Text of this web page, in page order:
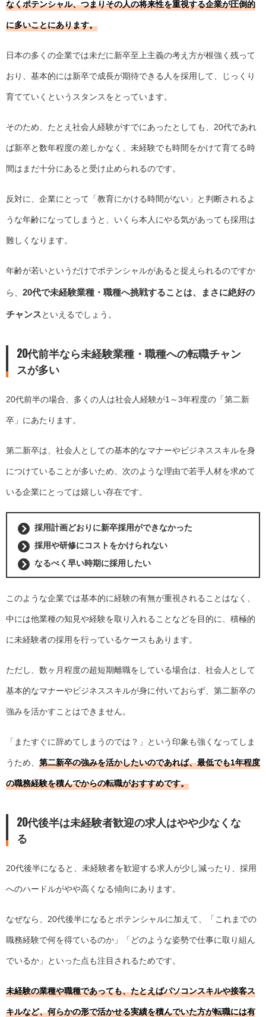
なくポテンシャル、つまりその人の将来性を重視する企業が圧倒的
に多いことにあります。
日本の多くの企業では未だに新卒至上主義の考え方が根強く残って
おり、基本的には新卒で成長が期待できる人を採用して、じっくり
育てていくというスタンスをとっています。
そのため、たとえ社会人経験がすでにあったとしても、20代であれ
ば新卒と数年程度の差しかなく、未経験でも時間をかけて育てる時
間はまだ十分にあると受け止められるのです。
反対に、企業にとって「教育にかける時間がない」と判断されるよ
うな年齢になってしまうと、いくら本人にやる気があっても採用は
難しくなります。
年齢が若いというだけでポテンシャルがあると捉えられるのですか
ら、 20代で未経験業種・職種へ挑戦することは、まさに絶好の
チャンスといえるでしょう。
20代前半なら未経験業種・職種への転職チャン
スが多い
20代前半の場合、多くの人は社会人経験が1～3年程度の「第二新
卒」にあたります。
第二新卒は、社会人としての基本的なマナーやビジネススキルを身
につけていることが多いため、次のような理由で若手人材を求めて
いる企業にとっては嬉しい存在です。
採用計画どおりに新卒採用ができなかった
採用や研修にコストをかけられない
なるべく早い時期に採用したい
このような企業では基本的に経験の有無が重視されることはなく、
中には他業種の知見や経験を取り入れることなどを目的に、積極的
に未経験者の採用を行っているケースもあります。
ただし、数ヶ月程度の超短期離職をしている場合は、社会人として
基本的なマナーやビジネススキルが身に付いておらず、第二新卒の
強みを活かすことはできません。
「またすぐに辞めてしまうのでは？」という印象も強くなってしま
うため、 第二新卒の強みを活かしたいのであれば、最低でも1年程度
の職務経験を積んでからの転職がおすすめです。
20代後半は未経験者歓迎の求人はやや少なくな
る
20代後半になると、未経験者を歓迎する求人が少し減ったり、採用
へのハードルがやや高くなる傾向にあります。
なぜなら、20代後半になるとポテンシャルに加えて、「これまでの
職務経験で何を得ているのか」「どのような姿勢で仕事に取り組ん
でいるか」といった点も注目されるためです。
未経験の業種や職種であっても、たとえばパソコンスキルや接客ス
キルなど、何らかの形で活かせる実績を積んでいた方が転職には有